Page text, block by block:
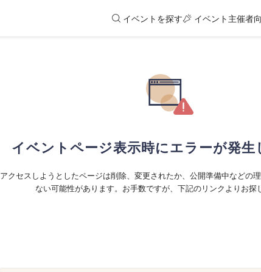
イベントを探す イベント主催者
イベントページ表示時にエラーが発生
アクセスしようとしたページは削除、変更されたか、公開準備中などの
ない可能性があります。お手数ですが、下記のリンクよりお探